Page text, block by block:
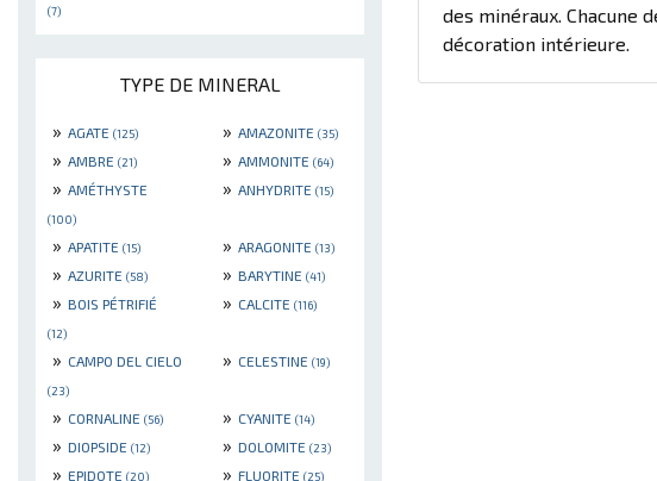
(7)
TYPE DE MINERAL
» AGATE (125) » AMAZONITE (35)
» AMBRE (21) » AMMONITE (64)
» AMÉTHYSTE
(100)
» ANHYDRITE (15)
» APATITE (15) » ARAGONITE (13)
» AZURITE (58) » BARYTINE (41)
» BOIS PÉTRIFIÉ
(12)
» CALCITE (116)
» CAMPO DEL CIELO
(23)
» CELESTINE (19)
» CORNALINE (56) » CYANITE (14)
» DIOPSIDE (12) » DOLOMITE (23)
» EPIDOTE (20) » FLUORITE (25)
des minéraux. Chacune
décoration intérieure.